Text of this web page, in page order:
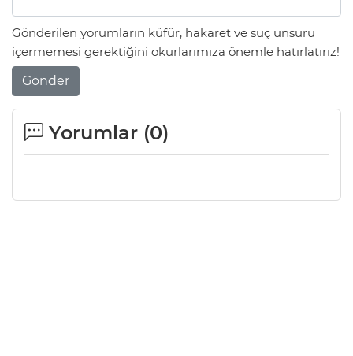
Gönderilen yorumların küfür, hakaret ve suç unsuru
içermemesi gerektiğini okurlarımıza önemle hatırlatırız!
Gönder
Yorumlar (0)